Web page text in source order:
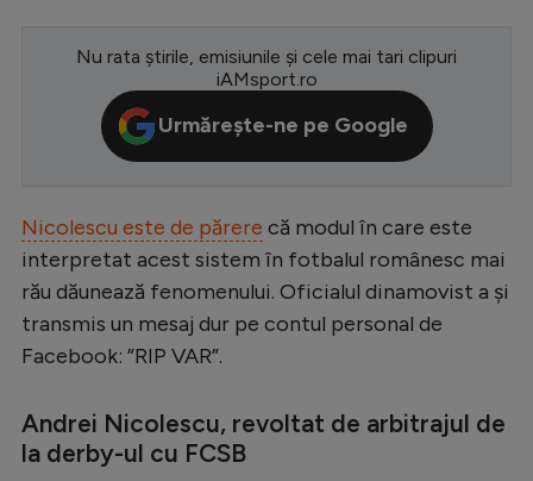
Premier League
LaLiga
Serie A
Ligue 1
Campionate
Starurile fotbalului
EURO 2024
Stranieri
Clasamente
Nu rata știrile, emisiunile și cele mai tari clipuri
iAMsport.ro
Urmărește-ne pe Google
Nicolescu este de părere că modul în care este
interpretat acest sistem în fotbalul românesc mai
rău dăunează fenomenului. Oficialul dinamovist a și
transmis un mesaj dur pe contul personal de
Facebook: ”RIP VAR”.
Andrei Nicolescu, revoltat de arbitrajul de
la derby-ul cu FCSB